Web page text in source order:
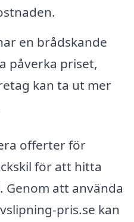
en brådskande
påverka priset,
kan ta ut mer
offerter för
för att hitta
Genom att använda
pris.se kan